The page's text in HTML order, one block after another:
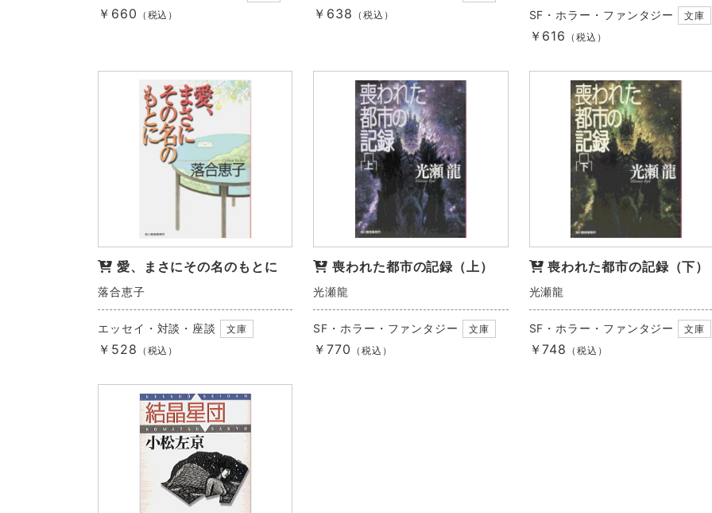
￥660 （税込） ￥638 （税込） SF・ホラー・ファンタジー 文庫
￥616 （税込）
愛、まさにその名のもとに
落合恵子
エッセイ・対談・座談 文庫
￥528 （税込）
喪われた都市の記録（上）
光瀬龍
SF・ホラー・ファンタジー 文庫
￥770 （税込）
喪われた都市の記録（下）
光瀬龍
SF・ホラー・ファンタジー 文庫
￥748 （税込）